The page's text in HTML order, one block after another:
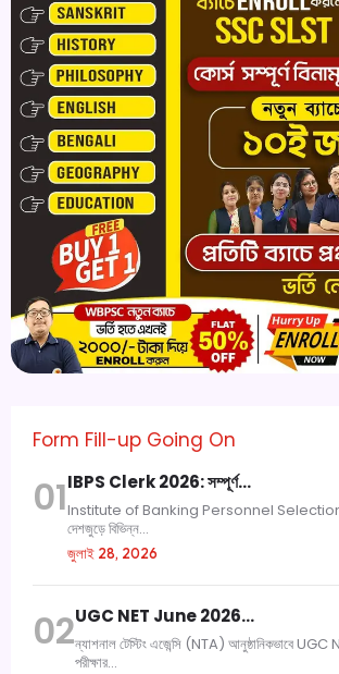
Form Fill-up Going On
01IBPS Clerk 2026: সম্পূর্ণ…
Institute of Banking Personnel Selection
দেশজুড়ে বিভিন্ন...
জুলাই 28, 2026
02UGC NET June 2026…
ন্যাশনাল টেস্টিং এজেন্সি (NTA) আনুষ্ঠানিকভাবে
পরীক্ষার...